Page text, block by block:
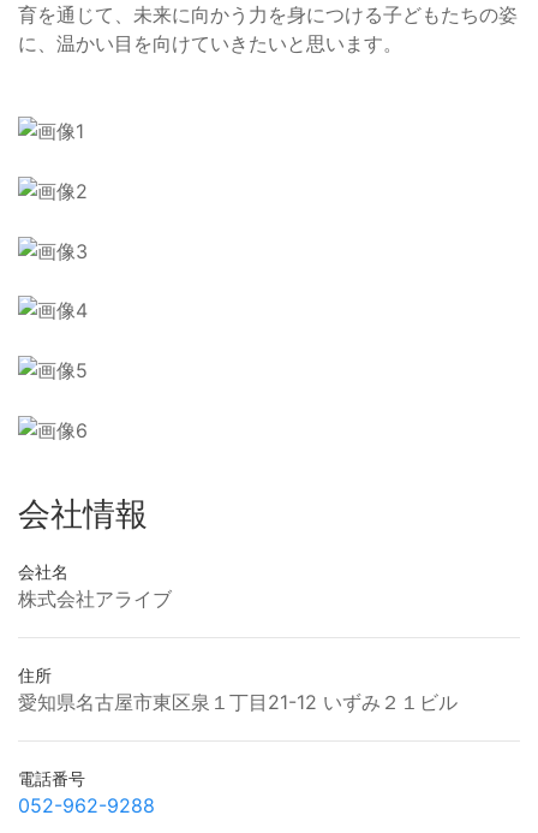
育を通じて、未来に向かう力を身につける子どもたちの姿
に、温かい目を向けていきたいと思います。
会社情報
会社名
株式会社アライブ
住所
愛知県名古屋市東区泉１丁目21-12 いずみ２１ビル
電話番号
052-962-9288